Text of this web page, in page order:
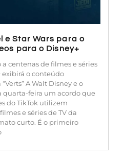
e Star Wars para o
para o Disney+
centenas de filmes e séries
exibirá o conteúdo
A Walt Disney e o
quarta-feira um acordo que
do TikTok utilizem
e séries de TV da
curto. É o primeiro